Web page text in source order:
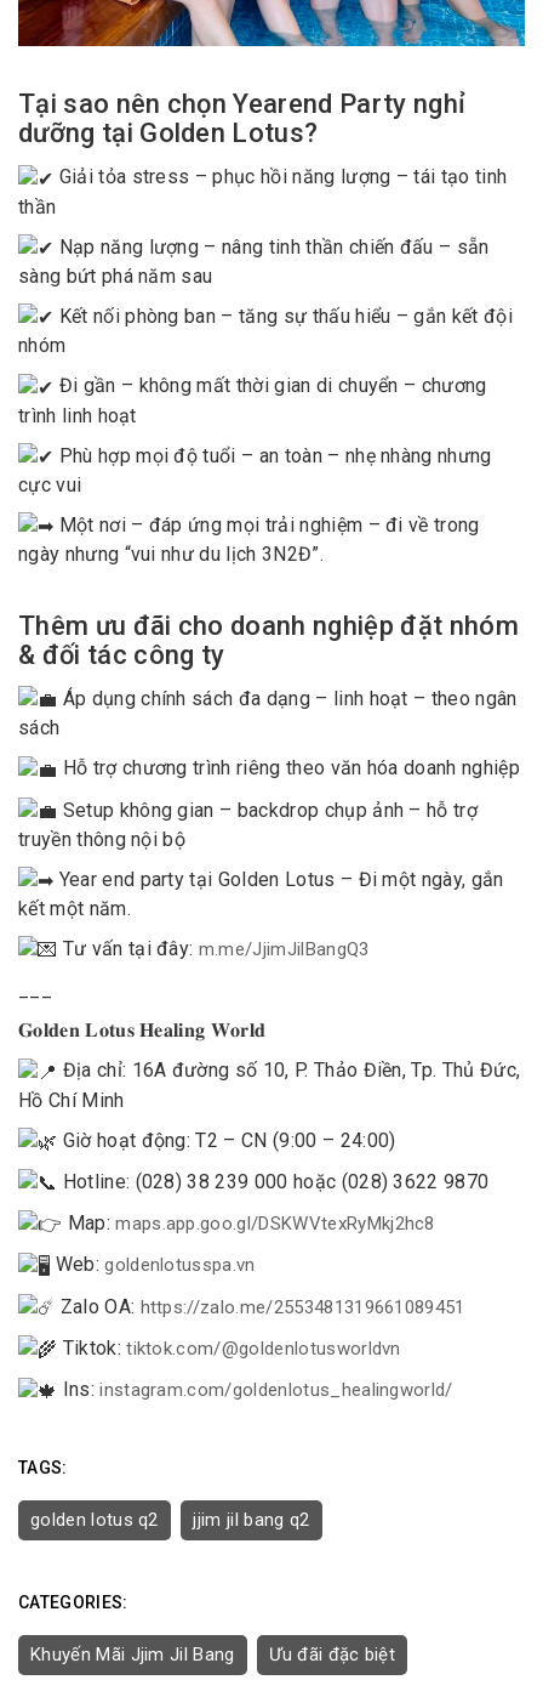
Tại sao nên chọn Yearend Party nghỉ
dưỡng tại Golden Lotus?
Giải tỏa stress – phục hồi năng lượng – tái tạo tinh
thần
Nạp năng lượng – nâng tinh thần chiến đấu – sẵn
sàng bứt phá năm sau
Kết nối phòng ban – tăng sự thấu hiểu – gắn kết đội
nhóm
Đi gần – không mất thời gian di chuyển – chương
trình linh hoạt
Phù hợp mọi độ tuổi – an toàn – nhẹ nhàng nhưng
cực vui
Một nơi – đáp ứng mọi trải nghiệm – đi về trong
ngày nhưng “vui như du lịch 3N2Đ”.
Thêm ưu đãi cho doanh nghiệp đặt nhóm
& đối tác công ty
Áp dụng chính sách đa dạng – linh hoạt – theo ngân
sách
Hỗ trợ chương trình riêng theo văn hóa doanh nghiệp
Setup không gian – backdrop chụp ảnh – hỗ trợ
truyền thông nội bộ
Year end party tại Golden Lotus – Đi một ngày, gắn
kết một năm.
Tư vấn tại đây: m.me/JjimJilBangQ3
𝐆𝐨𝐥𝐝𝐞𝐧 𝐋𝐨𝐭𝐮𝐬 𝐇𝐞𝐚𝐥𝐢𝐧𝐠 𝐖𝐨𝐫𝐥𝐝
Địa chỉ: 16A đường số 10, P. Thảo Điền, Tp. Thủ Đức,
Hồ Chí Minh
Giờ hoạt động: T2 – CN (9:00 – 24:00)
Hotline: (028) 38 239 000 hoặc (028) 3622 9870
Map:maps.app.goo.gl/DSKWVtexRyMkj2hc8
Web:goldenlotusspa.vn
Zalo OA: https://zalo.me/2553481319661089451
Tiktok:tiktok.com/@goldenlotusworldvn
Ins:instagram.com/goldenlotus_healingworld/
TAGS:
golden lotus q2 jjim jil bang q2
CATEGORIES:
Khuyến Mãi Jjim Jil Bang Ưu đãi đặc biệt